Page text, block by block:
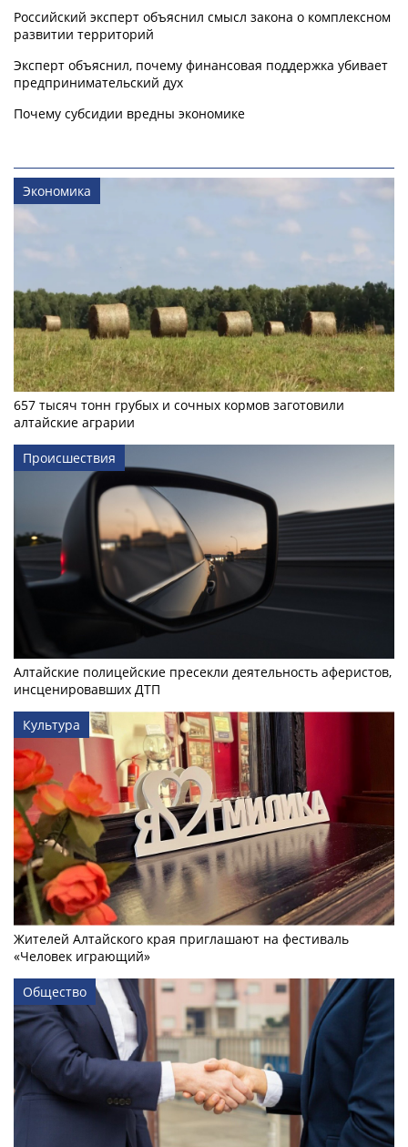
Российский эксперт объяснил смысл закона о комплексном
развитии территорий
Эксперт объяснил, почему финансовая поддержка убивает
предпринимательский дух
Почему субсидии вредны экономике
Экономика
657 тысяч тонн грубых и сочных кормов заготовили
алтайские аграрии
Происшествия
Алтайские полицейские пресекли деятельность аферистов,
инсценировавших ДТП
Культура
Жителей Алтайского края приглашают на фестиваль
«Человек играющий»
Общество